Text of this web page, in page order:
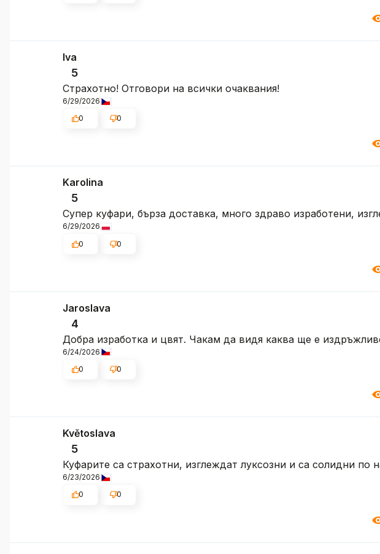
Iva
5
Страхотно! Отговори на всички очаквания!
6/29/2026
0
0
Karolina
5
Супер куфари, бърза доставка, много здраво изработени,
6/29/2026
0
0
Jaroslava
4
Добра изработка и цвят. Чакам да видя каква ще е
6/24/2026
0
0
Květoslava
5
Куфарите са страхотни, изглеждат луксозни и са солидни по
6/23/2026
0
0